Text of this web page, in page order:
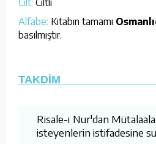
Alfabe: Kitabın tamamı
basılmıştır.
TAKDİM
Risale-i Nur'dan
isteyenlerin istifadesine